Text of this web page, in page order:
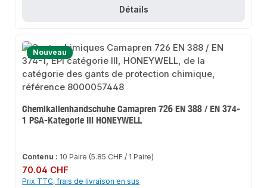
Détails
Nouveau
Chemikalienhandschuhe Camapren 726 EN 388 / EN 374-
1 PSA-Kategorie III HONEYWELL
Contenu : 10 Paire (5.85 CHF / 1 Paire)
Prix régulier :
70.04 CHF
Prix TTC, frais de livraison en sus